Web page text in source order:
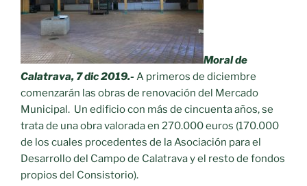
Moral de
Calatrava, 7 dic 2019.- A primeros de diciembre
comenzarán las obras de renovación del Mercado
Municipal. Un edificio con más de cincuenta años, se
trata de una obra valorada en 270.000 euros (170.000
de los cuales procedentes de la Asociación para el
Desarrollo del Campo de Calatrava y el resto de fondos
propios del Consistorio).